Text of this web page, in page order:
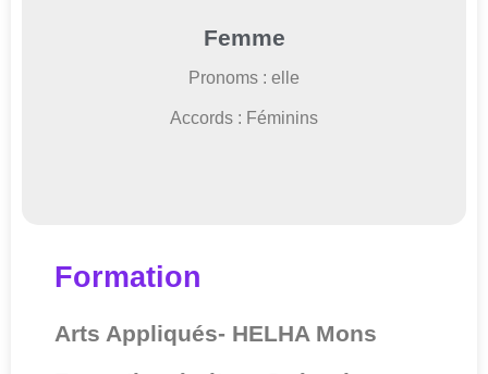
Femme
Pronoms : elle
Accords : Féminins
Formation
Arts Appliqués- HELHA Mons